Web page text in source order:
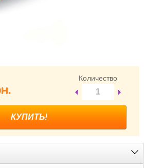
Количество